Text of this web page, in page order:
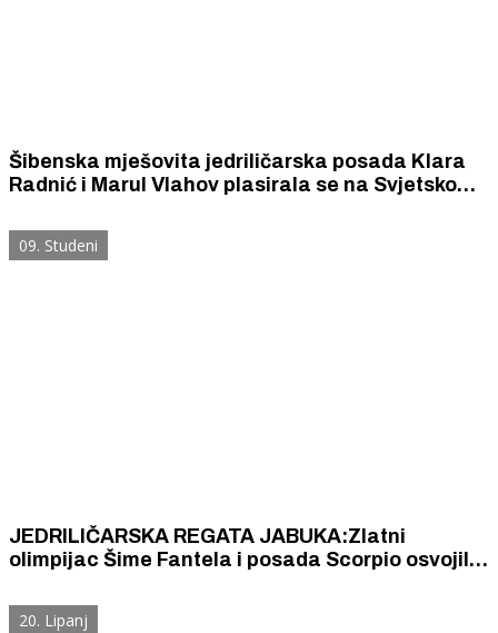
Šibenska mješovita jedriličarska posada Klara
Radnić i Marul Vlahov plasirala se na Svjetsko
09. Studeni
JEDRILIČARSKA REGATA JABUKA:Zlatni
olimpijac Šime Fantela i posada Scorpio osvojili
natjecanjima drugo mjesto
20. Lipanj